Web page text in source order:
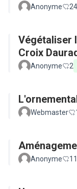
Anonyme 24
Végétaliser
Croix
Anonyme 2
Webmaster
Anonyme 11